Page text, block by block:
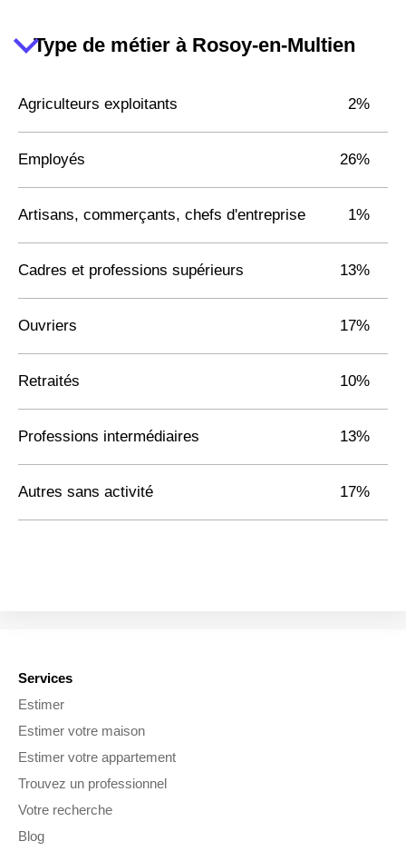
Type de métier à Rosoy-en-Multien
Agriculteurs exploitants 2%
Employés 26%
Artisans, commerçants, chefs d'entreprise 1%
Cadres et professions supérieurs 13%
Ouvriers 17%
Retraités 10%
Professions intermédiaires 13%
Autres sans activité 17%
Services
Estimer
Estimer votre maison
Estimer votre appartement
Trouvez un professionnel
Votre recherche
Blog